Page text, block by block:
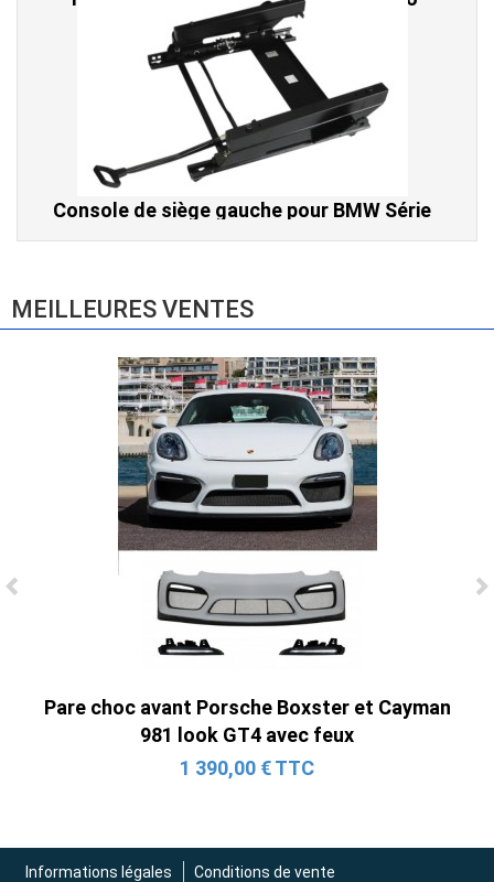
Ligne Cat-Back Active 4 Sorties avec
Tube en H pour Ford Mustang GT & V6
(2015-2023)
2 690,00 € TTC
Console de siège gauche pour BMW Série
3 E46 (hors Cabriolet et CSL) et BMW X3
E83 (2004-2010)
MEILLEURES VENTES
Pare choc avant Porsche Boxster et Cayman
981 look GT4 avec feux
1 390,00 € TTC
Informations légales Conditions de vente